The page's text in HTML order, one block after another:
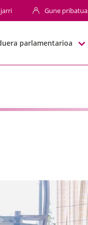
Gune pribatua
parlamentarioa